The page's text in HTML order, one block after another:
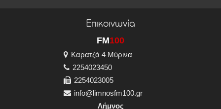
Επικοινωνία
FM100
Καρατζά 4 Μύρινα
2254023450
2254023005
info@limnosfm100.gr
Λήμνος